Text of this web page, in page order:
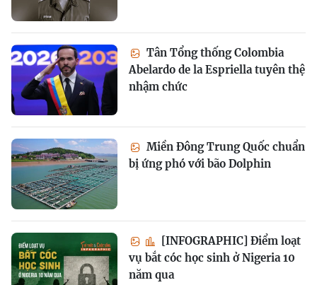
Tân Tổng thống Colombia
Abelardo de la Espriella tuyên thệ
nhậm chức
Miền Đông Trung Quốc chuẩn
bị ứng phó với bão Dolphin
[INFOGRAPHIC] Điểm loạt
vụ bắt cóc học sinh ở Nigeria 10
năm qua